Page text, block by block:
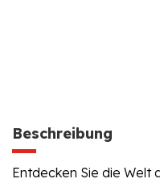
Beschreibung
Entdecken Sie die Welt